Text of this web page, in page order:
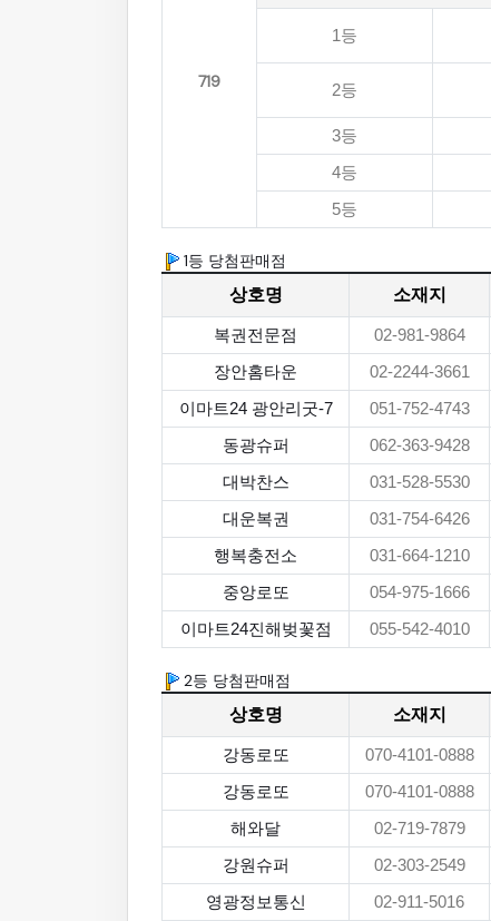
719
1등
2등
3등
4등
5등
1등 당첨판매점
상호명 소재지
복권전문점 02-981-9864
장안홈타운 02-2244-3661
이마트24 광안리굿-7 051-752-4743
동광슈퍼 062-363-9428
대박찬스 031-528-5530
대운복권 031-754-6426
행복충전소 031-664-1210
중앙로또 054-975-1666
이마트24진해벚꽃점 055-542-4010
2등 당첨판매점
상호명 소재지
강동로또 070-4101-0888
강동로또 070-4101-0888
해와달 02-719-7879
강원슈퍼 02-303-2549
영광정보통신 02-911-5016